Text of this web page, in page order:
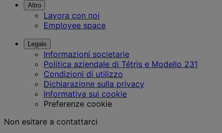
Altro
Lavora con noi
Employee space
Legale
Informazioni societarie
Politica aziendale di Tétris e Modello 231
Condizioni di utilizzo
Dichiarazione sulla privacy
Informativa sui cookie
Preferenze cookie
Non esitare a contattarci